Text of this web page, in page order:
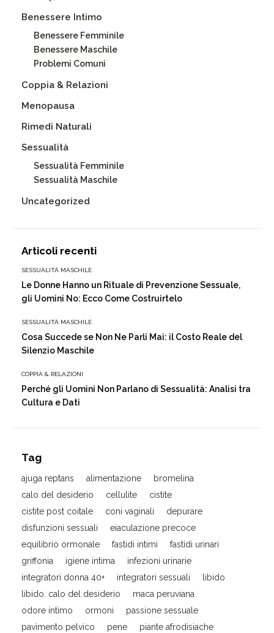
Benessere Intimo
Benessere Femminile
Benessere Maschile
Problemi Comuni
Coppia & Relazioni
Menopausa
Rimedi Naturali
Sessualità
Sessualità Femminile
Sessualità Maschile
Uncategorized
Articoli recenti
SESSUALITÀ MASCHILE
Le Donne Hanno un Rituale di Prevenzione Sessuale,
gli Uomini No: Ecco Come Costruirtelo
SESSUALITÀ MASCHILE
Cosa Succede se Non Ne Parli Mai: il Costo Reale del
Silenzio Maschile
COPPIA & RELAZIONI
Perché gli Uomini Non Parlano di Sessualità: Analisi tra
Cultura e Dati
Tag
ajuga reptans alimentazione
bromelina
calo del desiderio
cellulite
cistite
cistite post coitale
coni vaginali
depurare
disfunzioni sessuali
eiaculazione precoce
equilibrio ormonale
fastidi intimi
fastidi urinari
griffonia
igiene intima
infezioni urinarie
integratori donna 40+
integratori sessuali
libido
libido. calo del desiderio
maca peruviana
odore intimo
ormoni
passione sessuale
pavimento pelvico
pene
piante afrodisiache